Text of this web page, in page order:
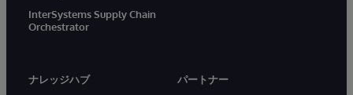
InterSystems Supply Chain
Orchestrator
ナレッジハブ
パートナー